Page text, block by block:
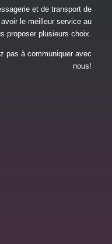
et de transport de
le meilleur service au
proposer plusieurs choix.
pas à communiquer avec
nous!